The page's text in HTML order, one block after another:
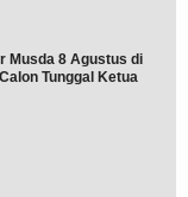
Musda 8 Agustus di
Tunggal Ketua